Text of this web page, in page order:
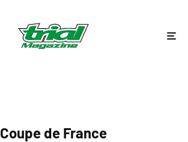
Coupe de France